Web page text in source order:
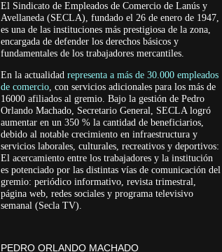
El Sindicato de Empleados de Comercio de Lanús y
Avellaneda (SECLA), fundado el 26 de enero de 1947,
es una de las instituciones más prestigiosa de la zona,
encargada de defender los derechos básicos y
fundamentales de los trabajadores mercantiles.
En la actualidad representa a más de 30.000 empleados
de comercio, con servicios adicionales para los más de
16000 afiliados al gremio. Bajo la gestión de Pedro
Orlando Machado, Secretario General, SECLA logró
aumentar en un 350 % la cantidad de beneficiarios,
debido al notable crecimiento en infraestructura y
servicios laborales, culturales, recreativos y deportivos:
El acercamiento entre los trabajadores y la institución
es potenciado por las distintas vías de comunicación del
gremio: periódico informativo, revista trimestral,
página web, redes sociales y programa televisivo
semanal (Secla TV).
PEDRO ORLANDO MACHADO